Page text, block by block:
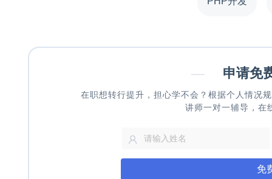
— 申请免
在职想转行提升，担心学不会？根据个人情况
讲师一对一辅导，在
免